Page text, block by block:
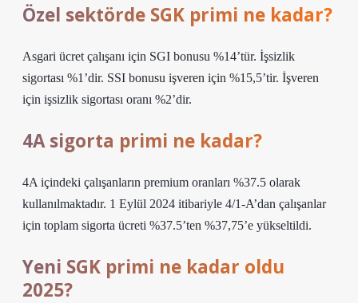
Özel sektörde SGK primi ne kadar?
Asgari ücret çalışanı için SGI bonusu %14’tür. İşsizlik
sigortası %1’dir. SSI bonusu işveren için %15,5’tir. İşveren
için işsizlik sigortası oranı %2’dir.
4A sigorta primi ne kadar?
4A içindeki çalışanların premium oranları %37.5 olarak
kullanılmaktadır. 1 Eylül 2024 itibariyle 4/1-A’dan çalışanlar
için toplam sigorta ücreti %37.5’ten %37,75’e yükseltildi.
Yeni SGK primi ne kadar oldu
2025?